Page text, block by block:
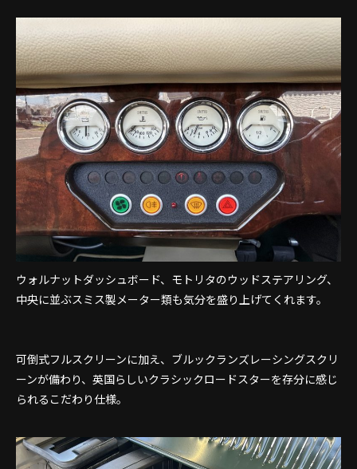
ウォルナットダッシュボード、モトリタのウッドステアリング、
中央に並ぶスミス製メーター類も気分を盛り上げてくれます。
可倒式フルスクリーンに加え、ブルックランズレーシングスクリ
ーンが備わり、英国らしいクラシックロードスターを存分に感じ
られるこだわり仕様。